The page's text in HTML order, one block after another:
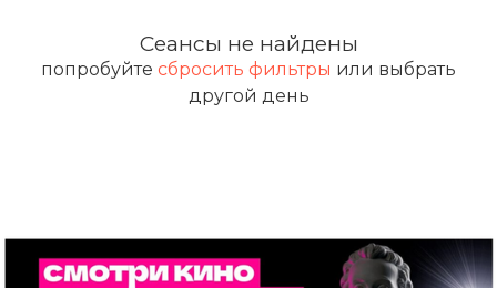
Сеансы не найдены
попробуйте сбросить фильтры или выбрать
другой день